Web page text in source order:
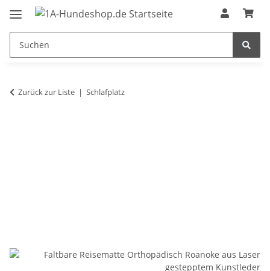
Zurück zur Liste Schlafplatz